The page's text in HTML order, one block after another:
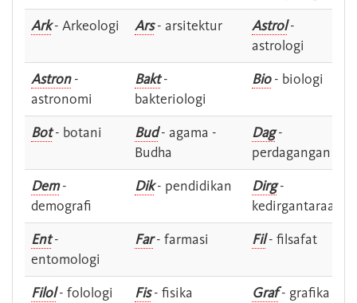
Ark- Arkeologi Ars- arsitektur Astrol-
astrologi
Astron-
astronomi
Bakt-
bakteriologi
Bio- biologi
Bot- botani Bud- agama -
Budha
Dag-
perdagangan
Dem-
demografi
Dik- pendidikan Dirg-
kedirgantaraan
Ent-
entomologi
Far- farmasi Fil- filsafat
Filol- folologi Fis- fisika Graf- grafika